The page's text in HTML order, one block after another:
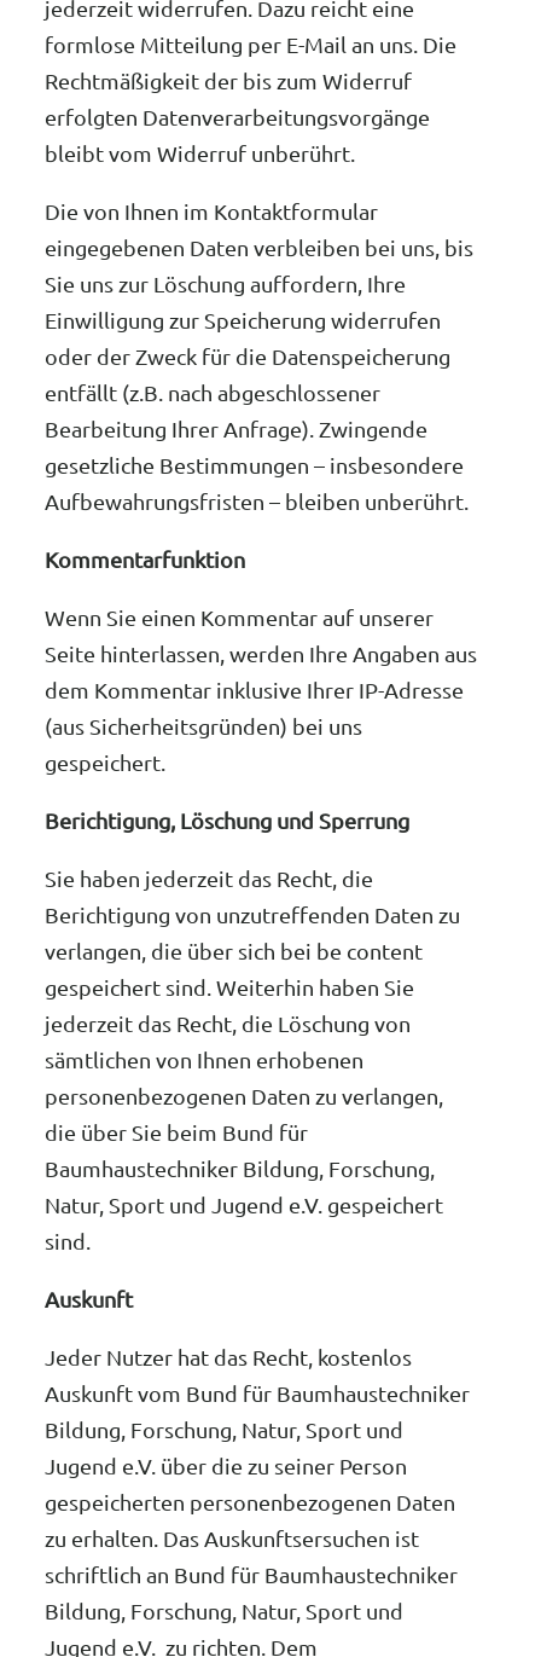
jederzeit widerrufen. Dazu reicht eine
formlose Mitteilung per E-Mail an uns. Die
Rechtmäßigkeit der bis zum Widerruf
erfolgten Datenverarbeitungsvorgänge
bleibt vom Widerruf unberührt.
Die von Ihnen im Kontaktformular
eingegebenen Daten verbleiben bei uns, bis
Sie uns zur Löschung auffordern, Ihre
Einwilligung zur Speicherung widerrufen
oder der Zweck für die Datenspeicherung
entfällt (z.B. nach abgeschlossener
Bearbeitung Ihrer Anfrage). Zwingende
gesetzliche Bestimmungen – insbesondere
Aufbewahrungsfristen – bleiben unberührt.
Kommentarfunktion
Wenn Sie einen Kommentar auf unserer
Seite hinterlassen, werden Ihre Angaben aus
dem Kommentar inklusive Ihrer IP-Adresse
(aus Sicherheitsgründen) bei uns
gespeichert.
Berichtigung, Löschung und Sperrung
Sie haben jederzeit das Recht, die
Berichtigung von unzutreffenden Daten zu
verlangen, die über sich bei be content
gespeichert sind. Weiterhin haben Sie
jederzeit das Recht, die Löschung von
sämtlichen von Ihnen erhobenen
personenbezogenen Daten zu verlangen,
die über Sie beim Bund für
Baumhaustechniker Bildung, Forschung,
Natur, Sport und Jugend e.V. gespeichert
sind.
Auskunft
Jeder Nutzer hat das Recht, kostenlos
Auskunft vom Bund für Baumhaustechniker
Bildung, Forschung, Natur, Sport und
Jugend e.V. über die zu seiner Person
gespeicherten personenbezogenen Daten
zu erhalten. Das Auskunftsersuchen ist
schriftlich an Bund für Baumhaustechniker
Bildung, Forschung, Natur, Sport und
Jugend e.V. zu richten. Dem